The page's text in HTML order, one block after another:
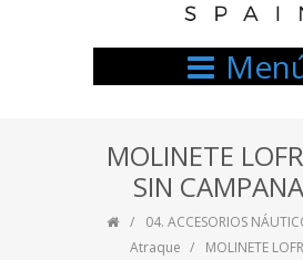
MOLINETE
SIN
04. ACCESORIOS
Atraque
MOLINETE